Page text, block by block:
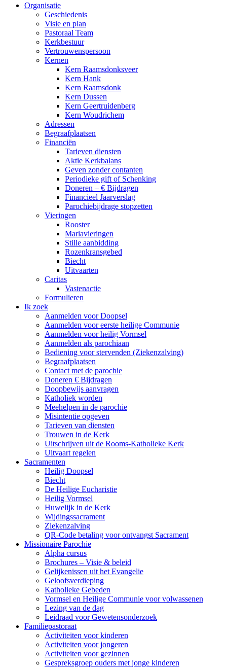
Organisatie
Geschiedenis
Visie en plan
Pastoraal Team
Kerkbestuur
Vertrouwenspersoon
Kernen
Kern Raamsdonksveer
Kern Hank
Kern Raamsdonk
Kern Dussen
Kern Geertruidenberg
Kern Woudrichem
Adressen
Begraafplaatsen
Financiën
Tarieven diensten
Aktie Kerkbalans
Geven zonder contanten
Periodieke gift of Schenking
Doneren – € Bijdragen
Financieel Jaarverslag
Parochiebijdrage stopzetten
Vieringen
Rooster
Mariavieringen
Stille aanbidding
Rozenkransgebed
Biecht
Uitvaarten
Caritas
Vastenactie
Formulieren
Ik zoek
Aanmelden voor Doopsel
Aanmelden voor eerste heilige Communie
Aanmelden voor heilig Vormsel
Aanmelden als parochiaan
Bediening voor stervenden (Ziekenzalving)
Begraafplaatsen
Contact met de parochie
Doneren € Bijdragen
Doopbewijs aanvragen
Katholiek worden
Meehelpen in de parochie
Misintentie opgeven
Tarieven van diensten
Trouwen in de Kerk
Uitschrijven uit de Rooms-Katholieke Kerk
Uitvaart regelen
Sacramenten
Heilig Doopsel
Biecht
De Heilige Eucharistie
Heilig Vormsel
Huwelijk in de Kerk
Wijdingssacrament
Ziekenzalving
QR-Code betaling voor ontvangst Sacrament
Missionaire Parochie
Alpha cursus
Brochures – Visie & beleid
Gelijkenissen uit het Evangelie
Geloofsverdieping
Katholieke Gebeden
Vormsel en Heilige Communie voor volwassenen
Lezing van de dag
Leidraad voor Gewetensonderzoek
Familiepastoraat
Activiteiten voor kinderen
Activiteiten voor jongeren
Activiteiten voor gezinnen
Gespreksgroep ouders met jonge kinderen